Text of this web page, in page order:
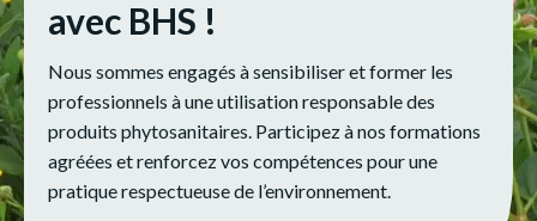
avec BHS !
Nous sommes engagés à sensibiliser et former les
professionnels à une utilisation responsable des
produits phytosanitaires. Participez à nos formations
agréées et renforcez vos compétences pour une
pratique respectueuse de l’environnement.